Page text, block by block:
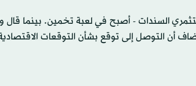
السندات - أصبح في لعبة تخمين. بينما قال
أن التوصل إلى توقع بشأن التوقعات